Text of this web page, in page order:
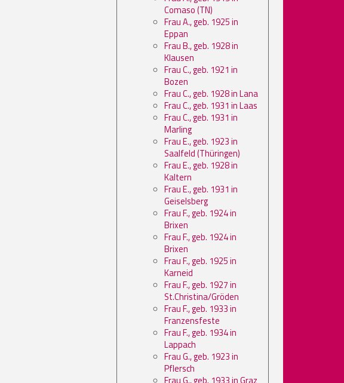
Comaso (TN)
Frau A., geb. 1925 in
Eppan
Frau B., geb. 1928 in
Klausen
Frau C., geb. 1921 in
Bozen
Frau C., geb. 1928 in Lana
Frau C., geb. 1931 in Laas
Frau C., geb. 1931 in
Marling
Frau E., geb. 1923 in
Saalfeld (Thüringen)
Frau E., geb. 1928 in
Kaltern
Frau E., geb. 1931 in
Geiselsberg
Frau F., geb. 1924 in
Brixen
Frau F., geb. 1924 in
Brixen
Frau F., geb. 1925 in
Karneid
Frau F., geb. 1927 in
St.Christina/Gröden
Frau F., geb. 1933 in
Franzensfeste
Frau F., geb. 1934 in
Lappach
Frau G., geb. 1923 in
Pflersch
Frau G., geb. 1933 in Graz